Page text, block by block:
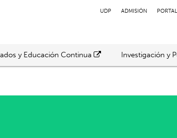
UDP ADMISIÓN
y Educación Continua Investigación y